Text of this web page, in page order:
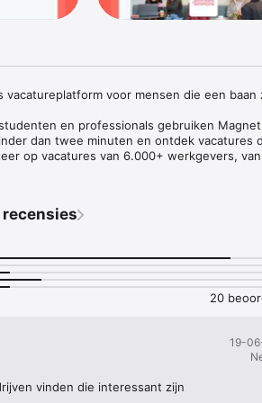
vacatureplatform voor mensen die een
en professionals gebruiken
dan twee minuten en ontdek vacatures
op vacatures van 6.000+ werkgevers,
app? Met de app kun je:
liken terwijl je onderweg bent;
zijn naar een stage of traineeship;
20
19-
vinden die interessant zijn